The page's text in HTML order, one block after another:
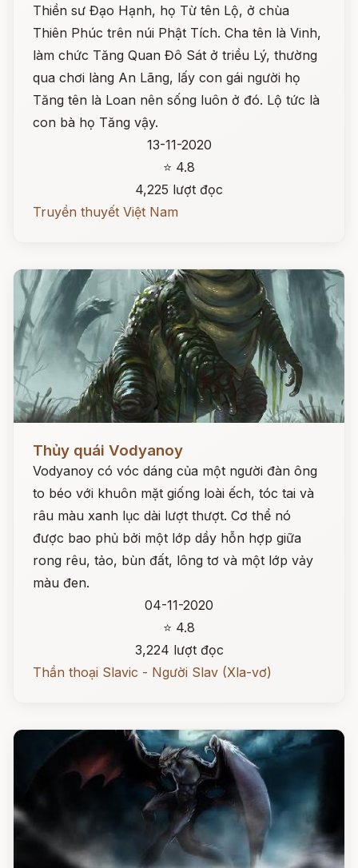
Thiền sư Đạo Hạnh, họ Từ tên Lộ, ở chùa
Thiên Phúc trên núi Phật Tích. Cha tên là Vinh,
làm chức Tăng Quan Đô Sát ở triều Lý, thường
qua chơi làng An Lãng, lấy con gái người họ
Tăng tên là Loan nên sống luôn ở đó. Lộ tức là
con bà họ Tăng vậy.
13-11-2020
⭐ 4.8
4,225 lượt đọc
Truyền thuyết Việt Nam
Thủy quái Vodyanoy
Vodyanoy có vóc dáng của một người đàn ông
to béo với khuôn mặt giống loài ếch, tóc tai và
râu màu xanh lục dài lượt thượt. Cơ thể nó
được bao phủ bởi một lớp dầy hỗn hợp giữa
rong rêu, tảo, bùn đất, lông tơ và một lớp vảy
màu đen.
04-11-2020
⭐ 4.8
3,224 lượt đọc
Thần thoại Slavic - Người Slav (Xla-vơ)